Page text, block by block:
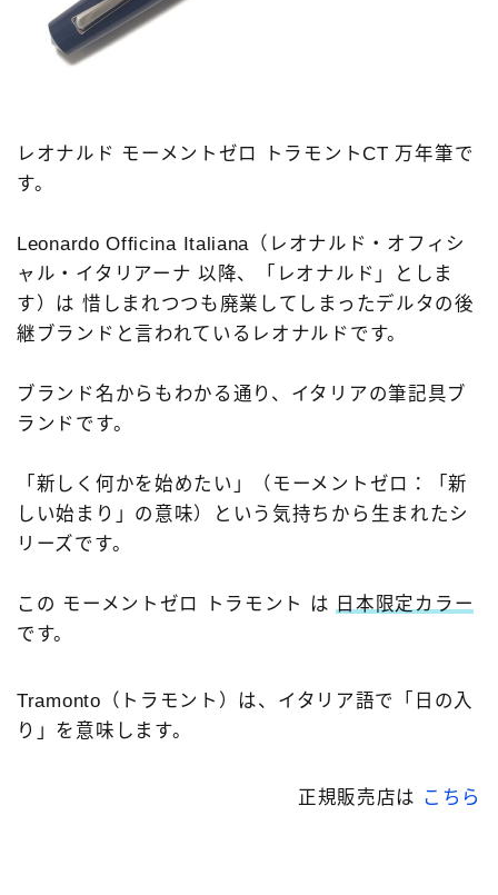
レオナルド モーメントゼロ トラモントCT 万年筆で
す。
Leonardo Officina Italiana（レオナルド・オフィシ
ャル・イタリアーナ 以降、「レオナルド」としま
す）は 惜しまれつつも廃業してしまったデルタの後
継ブランドと言われているレオナルドです。
ブランド名からもわかる通り、イタリアの筆記具ブ
ランドです。
「新しく何かを始めたい」（モーメントゼロ：「新
しい始まり」の意味）という気持ちから生まれたシ
リーズです。
この モーメントゼロ トラモント は
日本限定カラー
です。
Tramonto（トラモント）は、イタリア語で「日の入
り」を意味します。
正規販売店は こちら